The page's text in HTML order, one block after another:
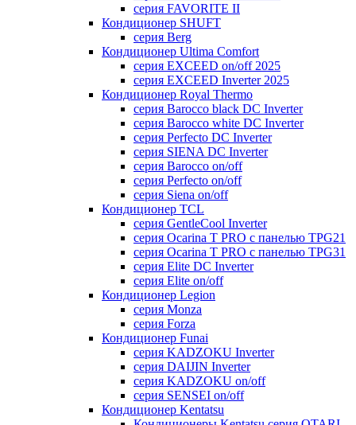
серия FAVORITE II
Кондиционер SHUFT
серия Berg
Кондиционер Ultima Comfort
серия EXCEED on/off 2025
серия EXCEED Inverter 2025
Кондиционер Royal Thermo
серия Barocco black DC Inverter
серия Barocco white DC Inverter
серия Perfecto DC Inverter
серия SIENA DC Inverter
серия Barocco on/off
серия Perfecto on/off
серия Siena on/off
Кондиционер TCL
серия GentleCool Inverter
серия Ocarina T PRO c панелью TPG21
серия Ocarina T PRO c панелью TPG31
серия Elite DC Inverter
серия Elite on/off
Кондиционер Legion
серия Monza
серия Forza
Кондиционер Funai
серия KADZOKU Inverter
серия DAIJIN Inverter
серия KADZOKU on/off
серия SENSEI on/off
Кондиционер Kentatsu